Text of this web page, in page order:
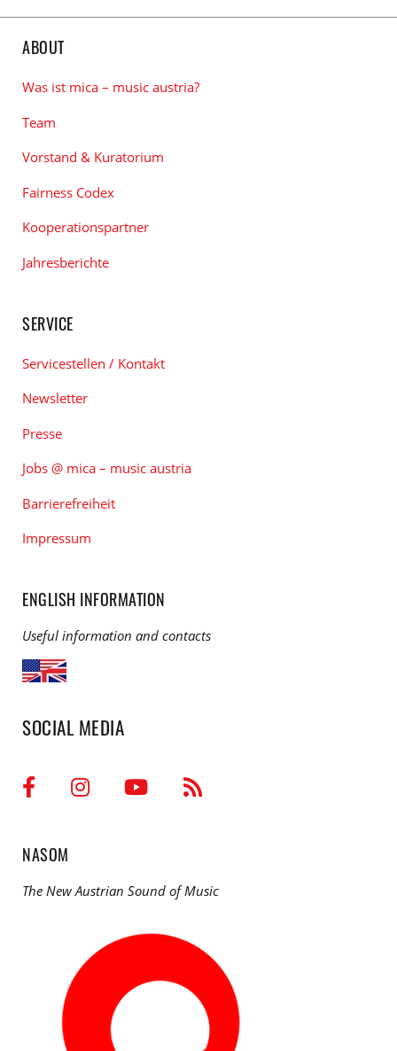
ABOUT
Was ist mica – music austria?
Team
Vorstand & Kuratorium
Fairness Codex
Kooperationspartner
Jahresberichte
SERVICE
Servicestellen / Kontakt
Newsletter
Presse
Jobs @ mica – music austria
Barrierefreiheit
Impressum
ENGLISH INFORMATION
Useful information and contacts
SOCIAL MEDIA
NASOM
The New Austrian Sound of Music